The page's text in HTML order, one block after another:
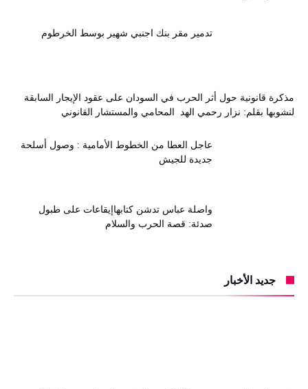
تدمير مقر بنك اجنبي شهير بوسط الخرطوم
مذكرة قانونية حول أثر الحرب في السودان على عقود الإيجار السابقة
لنشوبها بقلم: نزار رحمي الهد المحامي والمستشار القانوني
عاجل العطا من الخطوط الأمامية : وصول أسلحة
جديدة للجيش
واصلة عباس تدشن كتابهاإيقاعات على طبول
صدئة: قصة الحرب والسلام
جديد الأخبار